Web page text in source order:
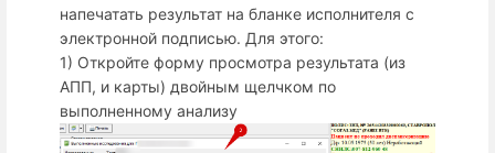
напечатать результат на бланке исполнителя с
электронной подписью. Для этого:
1) Откройте форму просмотра результата (из
АПП, и карты) двойным щелчком по
выполненному анализу